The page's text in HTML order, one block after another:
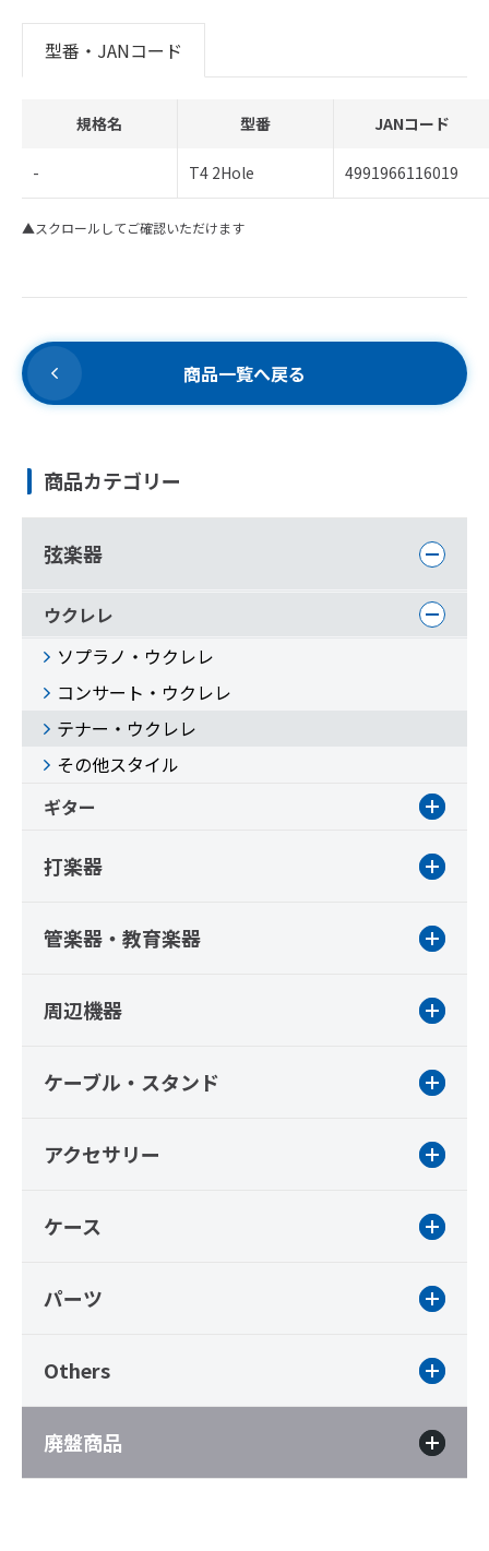
型番・JANコード
規格名 型番 JANコード
- T4 2Hole 4991966116019
▲スクロールしてご確認いただけます
商品一覧へ戻る
商品カテゴリー
弦楽器
ウクレレ
ソプラノ・ウクレレ
コンサート・ウクレレ
テナー・ウクレレ
その他スタイル
ギター
打楽器
管楽器・教育楽器
周辺機器
ケーブル・スタンド
アクセサリー
ケース
パーツ
Others
廃盤商品